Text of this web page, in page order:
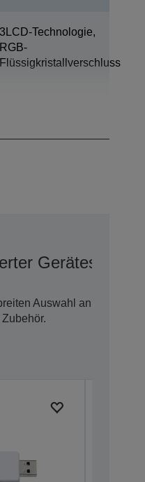
3LCD-Technologie,
RGB-
Flüssigkristallverschluss
Geräteschutz
Auswahl an